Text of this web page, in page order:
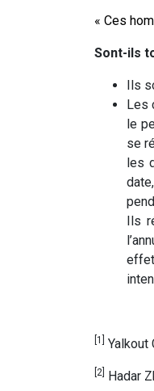
« Ces
Sont-ils
Ils
Les
le
se
les
Ils
[1] Yalkout
[2] Hadar